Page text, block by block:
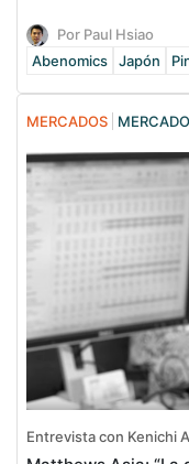
Por Paul Hsiao
Abenomics
Japón
MERCADOS
Entrevista con Kenichi